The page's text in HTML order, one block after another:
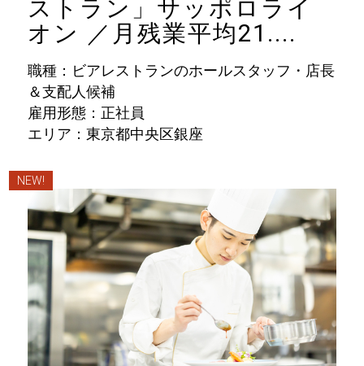
ストラン」サッポロライ
オン ／月残業平均21....
職種：ビアレストランのホールスタッフ・店長
＆支配人候補
雇用形態：正社員
エリア：東京都中央区銀座
NEW!